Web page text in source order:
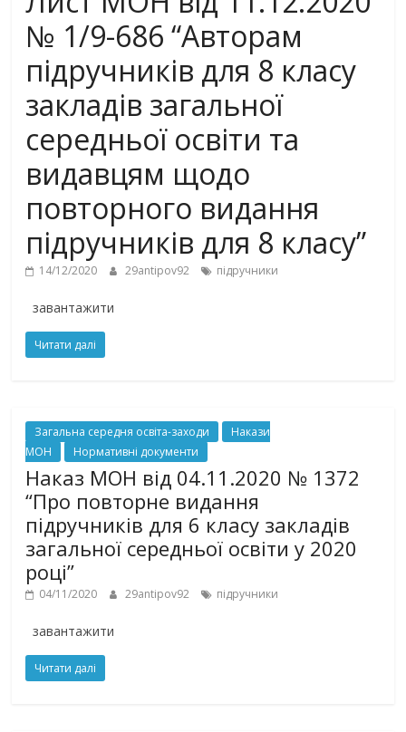
№ 1/9-686 “Авторам
підручників для 8 класу
закладів загальної
середньої освіти та
видавцям щодо
повторного видання
підручників для 8 класу”
14/12/2020 29antipov92 підручники
завантажити
Читати далі
Загальна середня освіта-заходи
Накази
МОН
Нормативні документи
Наказ МОН від 04.11.2020 № 1372
“Про повторне видання
підручників для 6 класу закладів
загальної середньої освіти у 2020
році”
04/11/2020 29antipov92 підручники
завантажити
Читати далі